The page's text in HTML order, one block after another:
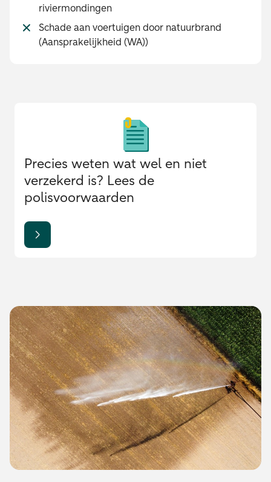
riviermondingen
Schade aan voertuigen door natuurbrand
(Aansprakelijkheid (WA))
Precies weten wat wel en niet
verzekerd is? Lees de
polisvoorwaarden